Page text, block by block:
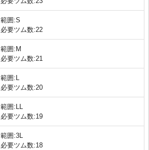
範囲:S
必要ツム数:22
範囲:M
必要ツム数:21
範囲:L
必要ツム数:20
範囲:LL
必要ツム数:19
範囲:3L
必要ツム数:18